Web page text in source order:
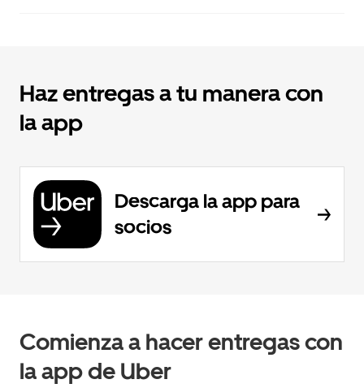
Haz entregas a tu manera con
la app
Descarga la app para
socios
Comienza a hacer entregas con
la app de Uber